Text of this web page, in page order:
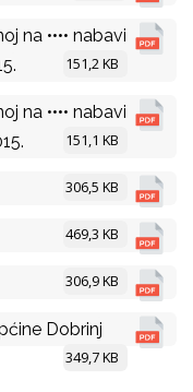
na •••• nabavi
151,2 KB
na •••• nabavi
151,1 KB
306,5 KB
469,3 KB
306,9 KB
Dobrinj
349,7 KB